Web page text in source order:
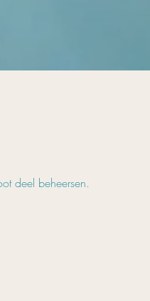
deel beheersen.